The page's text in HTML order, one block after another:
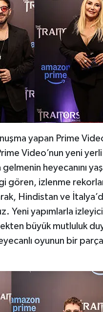
yapan Prime
Video’nun yeni
heyecanını
gören, izlenme
Hindistan ve
Yeni yapımlarla
büyük mutluluk
oyunun bir